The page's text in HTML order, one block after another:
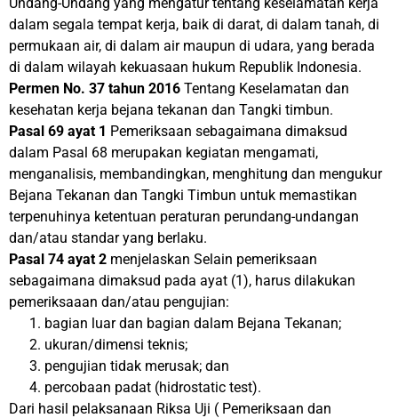
dalam segala tempat kerja, baik di darat, di dalam tanah, di
permukaan air, di dalam air maupun di udara, yang berada
di dalam wilayah kekuasaan hukum Republik Indonesia.
Permen No. 37 tahun 2016 Tentang Keselamatan dan
kesehatan kerja bejana tekanan dan Tangki timbun.
Pasal 69 ayat 1 Pemeriksaan sebagaimana dimaksud
dalam Pasal 68 merupakan kegiatan mengamati,
menganalisis, membandingkan, menghitung dan mengukur
Bejana Tekanan dan Tangki Timbun untuk memastikan
terpenuhinya ketentuan peraturan perundang-undangan
dan/atau standar yang berlaku.
Pasal 74 ayat 2 menjelaskan Selain pemeriksaan
sebagaimana dimaksud pada ayat (1), harus dilakukan
pemeriksaaan dan/atau pengujian:
bagian luar dan bagian dalam Bejana Tekanan;
ukuran/dimensi teknis;
pengujian tidak merusak; dan
percobaan padat (hidrostatic test).
Dari hasil pelaksanaan Riksa Uji ( Pemeriksaan dan